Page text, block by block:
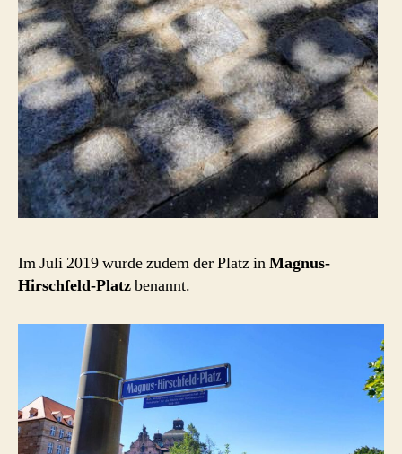
Im Juli 2019 wurde zudem der Platz inMagnus-
Hirschfeld-Platzbenannt.